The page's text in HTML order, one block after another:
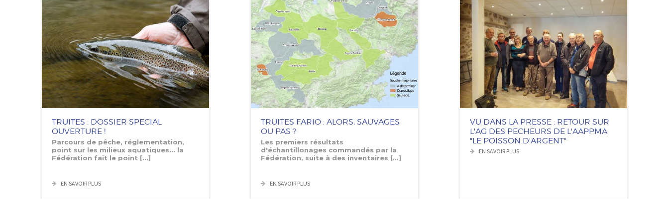
TRUITES : DOSSIER SPECIAL
OUVERTURE !
Parcours de pêche, réglementation,
point sur les milieux aquatiques... la
Fédération fait le point [...]
EN SAVOIR PLUS
TRUITES FARIO : ALORS, SAUVAGES
OU PAS ?
Les premiers résultats
d'échantillonages commandés par la
Fédération, suite à des inventaires [...]
EN SAVOIR PLUS
VU DANS LA PRESSE : RETOUR SUR
L'AG DES PECHEURS DE L'AAPPMA
"LE POISSON D'ARGENT"
EN SAVOIR PLUS